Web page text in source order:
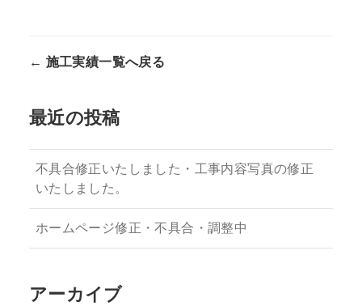
← 施工実績一覧へ戻る
最近の投稿
不具合修正いたしました・工事内容写真の修正
いたしました。
ホームページ修正・不具合・調整中
アーカイブ